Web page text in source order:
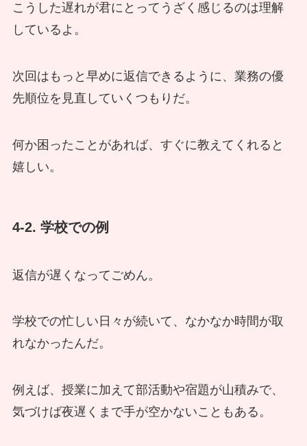
こうした遅れが君にとってうざく感じるのは理解
しているよ。
次回はもっと早めに返信できるように、業務の優
先順位を見直していくつもりだ。
何か困ったことがあれば、すぐに教えてくれると
嬉しい。
4-2. 学校での例
返信が遅くなってごめん。
学校での忙しい日々が続いて、なかなか時間が取
れなかったんだ。
例えば、授業に加えて部活動や宿題が山積みで、
気づけば夜遅くまで手が空かないこともある。